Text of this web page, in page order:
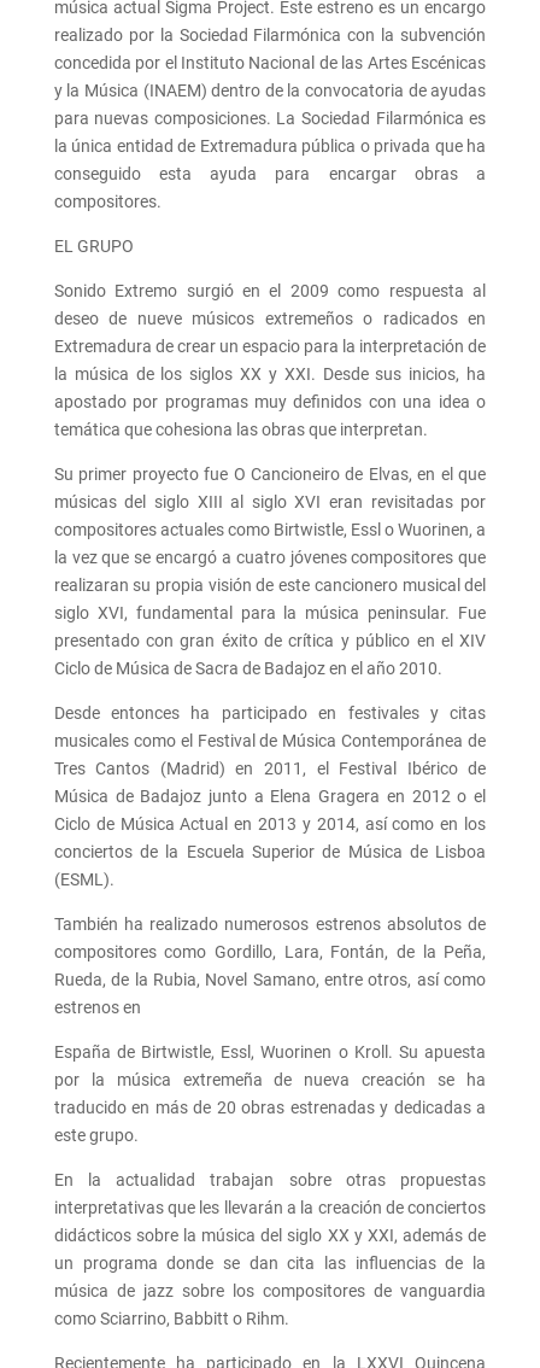
música actual Sigma Project. Este estreno es un encargo
realizado por la Sociedad Filarmónica con la subvención
concedida por el Instituto Nacional de las Artes Escénicas
y la Música (INAEM) dentro de la convocatoria de ayudas
para nuevas composiciones. La Sociedad Filarmónica es
la única entidad de Extremadura pública o privada que ha
conseguido esta ayuda para encargar obras a
compositores.
EL GRUPO
Sonido Extremo surgió en el 2009 como respuesta al
deseo de nueve músicos extremeños o radicados en
Extremadura de crear un espacio para la interpretación de
la música de los siglos XX y XXI. Desde sus inicios, ha
apostado por programas muy definidos con una idea o
temática que cohesiona las obras que interpretan.
Su primer proyecto fue O Cancioneiro de Elvas, en el que
músicas del siglo XIII al siglo XVI eran revisitadas por
compositores actuales como Birtwistle, Essl o Wuorinen, a
la vez que se encargó a cuatro jóvenes compositores que
realizaran su propia visión de este cancionero musical del
siglo XVI, fundamental para la música peninsular. Fue
presentado con gran éxito de crítica y público en el XIV
Ciclo de Música de Sacra de Badajoz en el año 2010.
Desde entonces ha participado en festivales y citas
musicales como el Festival de Música Contemporánea de
Tres Cantos (Madrid) en 2011, el Festival Ibérico de
Música de Badajoz junto a Elena Gragera en 2012 o el
Ciclo de Música Actual en 2013 y 2014, así como en los
conciertos de la Escuela Superior de Música de Lisboa
(ESML).
También ha realizado numerosos estrenos absolutos de
compositores como Gordillo, Lara, Fontán, de la Peña,
Rueda, de la Rubia, Novel Samano, entre otros, así como
estrenos en
España de Birtwistle, Essl, Wuorinen o Kroll. Su apuesta
por la música extremeña de nueva creación se ha
traducido en más de 20 obras estrenadas y dedicadas a
este grupo.
En la actualidad trabajan sobre otras propuestas
interpretativas que les llevarán a la creación de conciertos
didácticos sobre la música del siglo XX y XXI, además de
un programa donde se dan cita las influencias de la
música de jazz sobre los compositores de vanguardia
como Sciarrino, Babbitt o Rihm.
Recientemente ha participado en la LXXVI Quincena